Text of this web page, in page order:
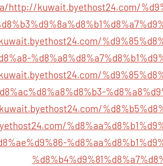
http://kuwait.byethost24.com/